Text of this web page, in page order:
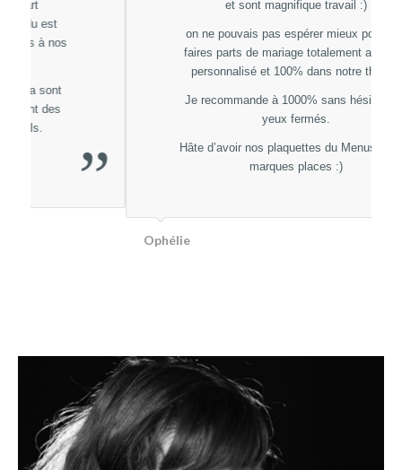
et sont magnifique travail :)
on ne pouvais pas espérer mieux pour nos
faires parts de mariage totalement adapté ,
personnalisé et 100% dans notre thème.
Je recommande à 1000% sans hésitez les
Hâte d’avoir nos plaquettes du Menus et nos ”